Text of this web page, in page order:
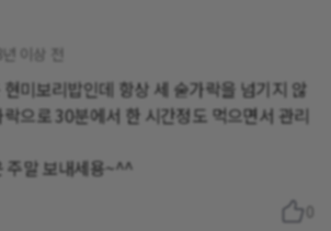
3년 이상 전
미보리밥인데 항상 세 숟가락을 넘기지 않
으로 30분에서 한 시간정도 먹으면서 관리
주말 보내세용~^^